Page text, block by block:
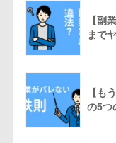
【副
まで
【も
の5つ